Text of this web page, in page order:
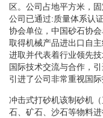
区。公司占地平方米，
公司已通过:质量体系认
协会单位，中国砂石协
取得机械产品进出口自
进取并代表着行业领先
国际技术交流与合作，
引进了公司非常重视国
冲击式打砂机该制砂机
石、矿石、沙石等物料